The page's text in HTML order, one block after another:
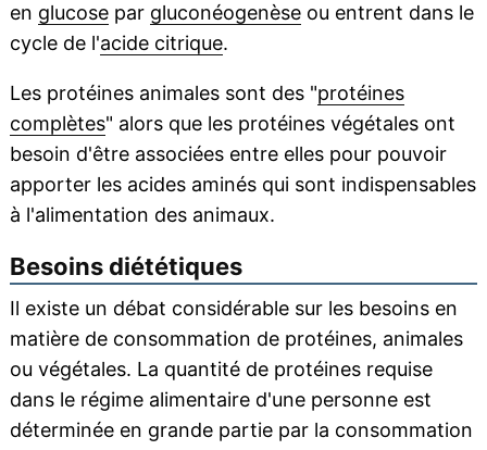
en glucosepar gluconéogenèseou entrent dans le
cycle de l'acide citrique.
Les protéines animales sont des "protéines
complètes" alors que les protéines végétales ont
besoin d'être associées entre elles pour pouvoir
apporter les acides aminés qui sont indispensables
à l'alimentation des animaux.
Besoins diététiques
Il existe un débat considérable sur les besoins en
matière de consommation de protéines, animales
ou végétales. La quantité de protéines requise
dans le régime alimentaire d'une personne est
déterminée en grande partie par la consommation